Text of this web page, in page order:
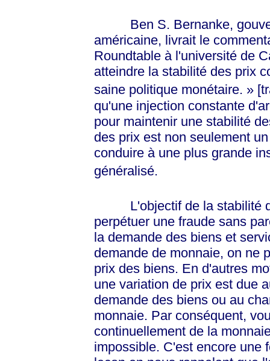
Ben S. Bernanke,
américaine, livrait le
Roundtable à l'université de
atteindre la stabilité des prix
saine politique monétaire. »
qu'une injection constante
pour maintenir une stabilité
des prix est non seulement
conduire à une plus grande
généralisé.
L'objectif de la stabilité
perpétuer une fraude sans
la demande des biens et
demande de monnaie, on ne
prix des biens. En d'autres
une variation de prix est due
demande des biens ou au
monnaie. Par conséquent,
continuellement de la
impossible. C'est encore une